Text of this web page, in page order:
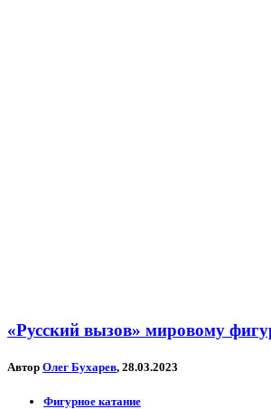
«Русский вызов» мировому
Автор Олег Бухарев, 28.03.2023
Фигурное катание